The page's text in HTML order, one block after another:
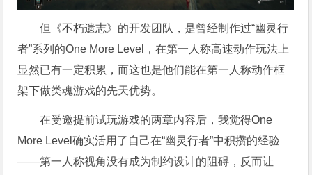
但《不朽遗志》的开发团队，是曾经制作过“幽灵行
者”系列的One More Level，在第一人称高速动作玩法上
显然已有一定积累，而这也是他们能在第一人称动作框
架下做类魂游戏的先天优势。
在受邀提前试玩游戏的两章内容后，我觉得One
More Level确实活用了自己在“幽灵行者”中积攒的经验
——第一人称视角没有成为制约设计的阻碍，反而让